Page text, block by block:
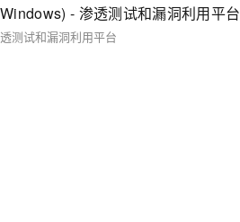
- 渗透测试和漏洞利用平台
测试和漏洞利用平台